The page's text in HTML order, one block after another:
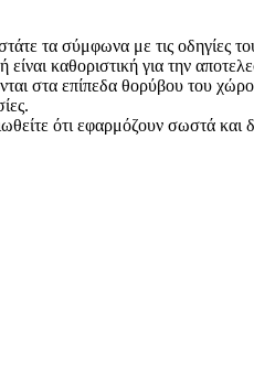
τα σύμφωνα με τις οδηγίες
καθοριστική για την
στα επίπεδα θορύβου του
ότι εφαρμόζουν σωστά και